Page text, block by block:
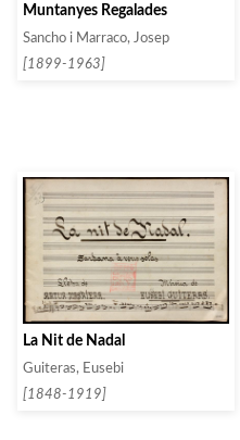
Muntanyes Regalades
Sancho i Marraco, Josep
[1899-1963]
La Nit de Nadal
Guiteras, Eusebi
[1848-1919]